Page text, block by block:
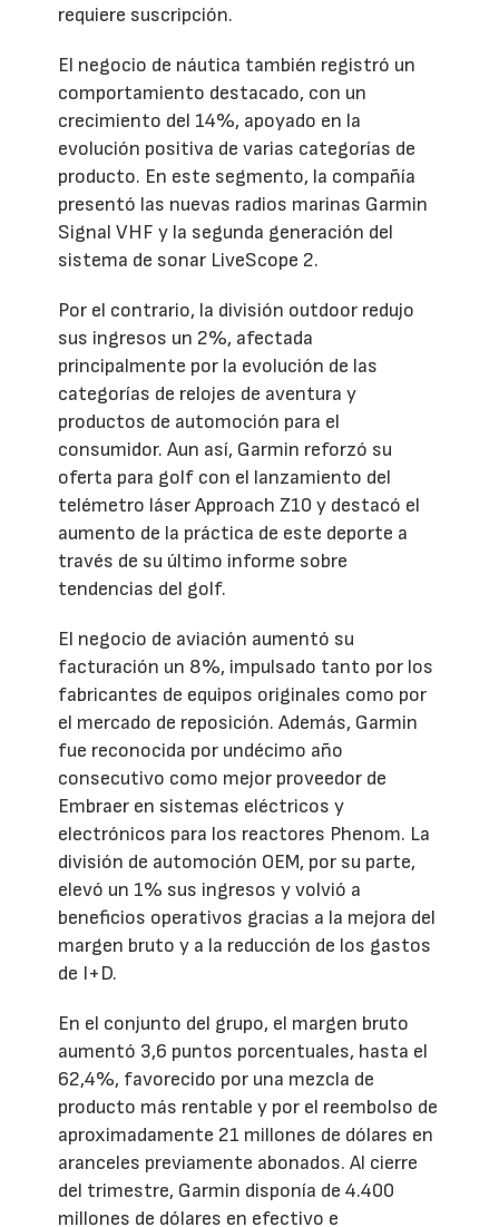
requiere suscripción.
El negocio de náutica también registró un
comportamiento destacado, con un
crecimiento del 14%, apoyado en la
evolución positiva de varias categorías de
producto. En este segmento, la compañía
presentó las nuevas radios marinas Garmin
Signal VHF y la segunda generación del
sistema de sonar LiveScope 2.
Por el contrario, la división outdoor redujo
sus ingresos un 2%, afectada
principalmente por la evolución de las
categorías de relojes de aventura y
productos de automoción para el
consumidor. Aun así, Garmin reforzó su
oferta para golf con el lanzamiento del
telémetro láser Approach Z10 y destacó el
aumento de la práctica de este deporte a
través de su último informe sobre
tendencias del golf.
El negocio de aviación aumentó su
facturación un 8%, impulsado tanto por los
fabricantes de equipos originales como por
el mercado de reposición. Además, Garmin
fue reconocida por undécimo año
consecutivo como mejor proveedor de
Embraer en sistemas eléctricos y
electrónicos para los reactores Phenom. La
división de automoción OEM, por su parte,
elevó un 1% sus ingresos y volvió a
beneficios operativos gracias a la mejora del
margen bruto y a la reducción de los gastos
de I+D.
En el conjunto del grupo, el margen bruto
aumentó 3,6 puntos porcentuales, hasta el
62,4%, favorecido por una mezcla de
producto más rentable y por el reembolso de
aproximadamente 21 millones de dólares en
aranceles previamente abonados. Al cierre
del trimestre, Garmin disponía de 4.400
millones de dólares en efectivo e